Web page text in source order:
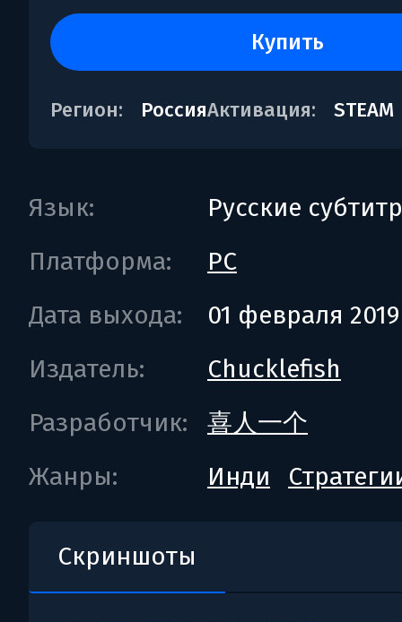
купить
Регион: РоссияАктивация: STEAM
Язык:
Русские
Платформа:
PC
Дата выхода:
01 февраля 2019
Издатель:
Chucklefish
Разработчик:
喜人一个
Жанры:
Инди
Скриншоты